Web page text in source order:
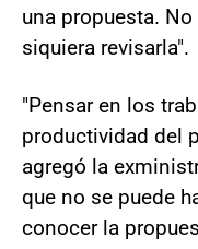
una propuesta.
siquiera revisarla".
"Pensar en los
productividad del
agregó la
que no se puede
conocer la